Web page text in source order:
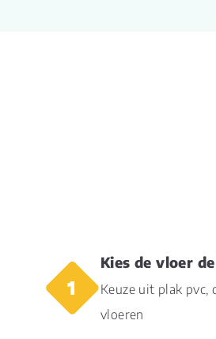
Kies de vloer
Keuze uit plak pvc,
vloeren